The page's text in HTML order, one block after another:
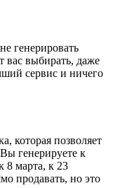
генерировать
вас выбирать, даже
сервис и ничего
которая позволяет
генерируете к
8 марта, к 23
продавать, но это